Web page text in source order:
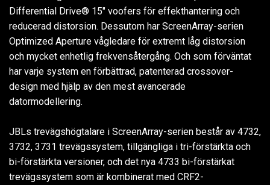
Språk/Region
Differential Drive® 15" voofers för effekthantering och
reducerad distorsion. Dessutom har ScreenArray-serien
Optimized Aperture vågledare för extremt låg distorsion
och mycket enhetlig frekvensåtergång. Och som förväntat
har varje system en förbättrad, patenterad crossover-
design med hjälp av den mest avancerade
datormodellering.
JBLs trevägshögtalare i ScreenArray-serien består av 4732,
3732, 3731 trevägssystem, tillgängliga i tri-förstärkta och
bi-förstärkta versioner, och det nya 4733 bi-förstärkat
trevägssystem som är kombinerat med CRF2-